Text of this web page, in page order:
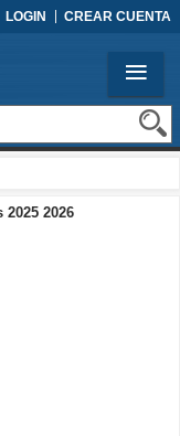
LOGIN CREAR CUENTA
2026